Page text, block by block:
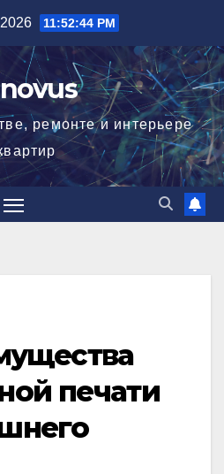
11:52:45 PM
ремонте и интерьере
печати